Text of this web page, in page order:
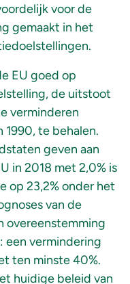
voor de
gemaakt in het
EU goed op
de uitstoot
verminderen
1990, te behalen.
geven aan
in 2018 met 2,0% is
op 23,2% onder het
van de
overeenstemming
een vermindering
ten minste 40%.
huidige beleid van